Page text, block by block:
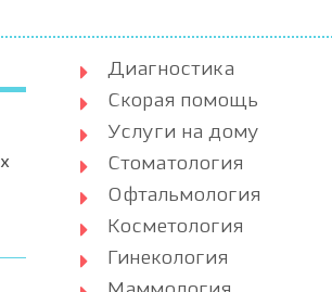
Диагностика
Скорая помощь
Услуги на дому
Стоматология
Офтальмология
Косметология
Гинекология